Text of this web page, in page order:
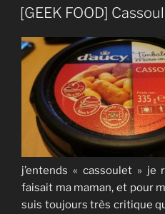
LE
[GEEK FOOD]
j’entends « cassoulet » je
faisait ma maman, et pour
suis toujours très critique